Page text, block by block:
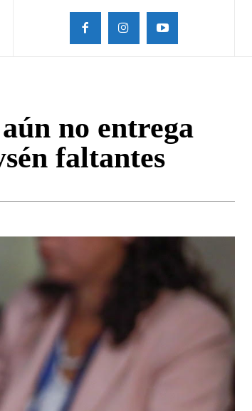
no entrega
faltantes